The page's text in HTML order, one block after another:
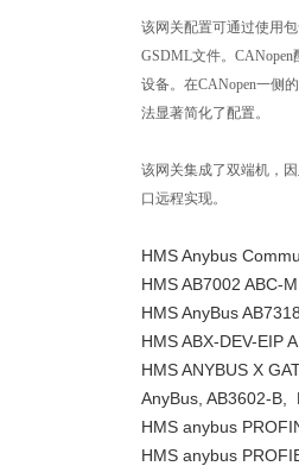
该网关配置可通过使用
GSDML文件。
设备。在CANopen一侧
法显著简化了配置。
该网关集成了双端机，
口远程实现。
HMS Anybus
HMS AB7002 ABC-
HMS AnyBus
HMS ABX-DEV-EIP
HMS ANYBUS X
AnyBus, AB3602-B,
HMS anybus
HMS anybus